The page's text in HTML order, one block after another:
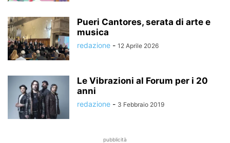
Pueri Cantores, serata di arte e
musica
redazione - 12 Aprile 2026
Le Vibrazioni al Forum per i 20
anni
redazione - 3 Febbraio 2019
pubblicità